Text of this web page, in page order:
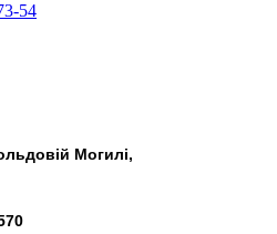
54
Могилі,